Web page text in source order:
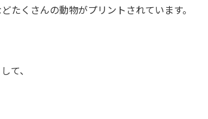
たくさんの動物がプリントされています。
て、